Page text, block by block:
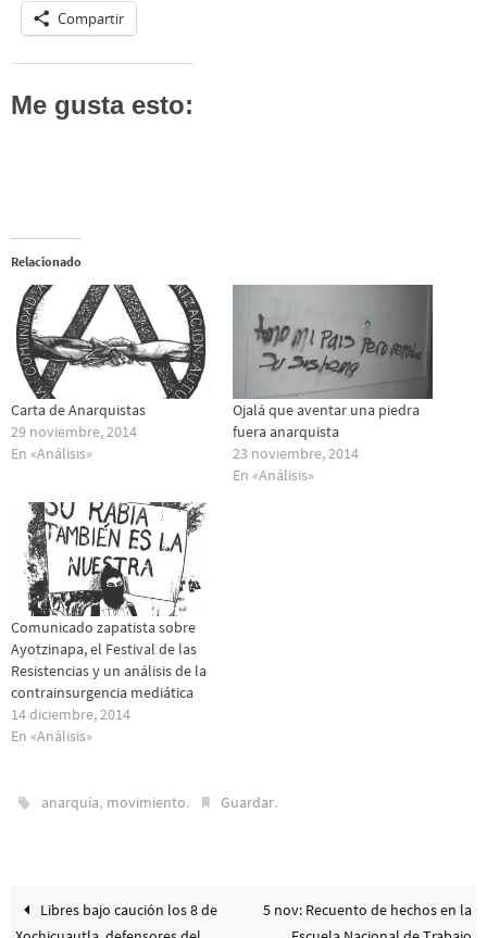
Compartir
Me gusta esto:
Relacionado
Carta de Anarquistas
29 noviembre, 2014
En «Análisis»
Ojalá que aventar una piedra
fuera anarquista
23 noviembre, 2014
En «Análisis»
Comunicado zapatista sobre
Ayotzinapa, el Festival de las
Resistencias y un análisis de la
contrainsurgencia mediática
14 diciembre, 2014
En «Análisis»
anarquía, movimiento. Guardar.
Libres bajo caución los 8 de
5 nov: Recuento de hechos en la